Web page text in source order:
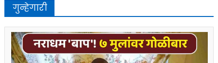
गुन्हेगारी